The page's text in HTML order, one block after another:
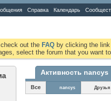
Справка Календарь
out the FAQ by clicking the
select the forum that you want
Активность nancys
Все nancys Друзья